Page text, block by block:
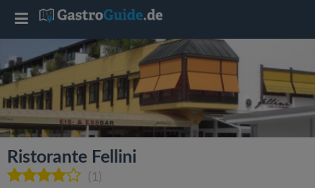
Ristorante Fellini
(1)
T
g
g
l